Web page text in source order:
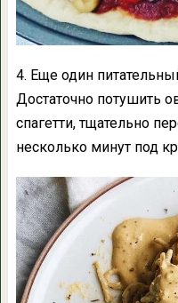
4. Еще один
Достаточно потушить
спагетти, тщательно
несколько минут под